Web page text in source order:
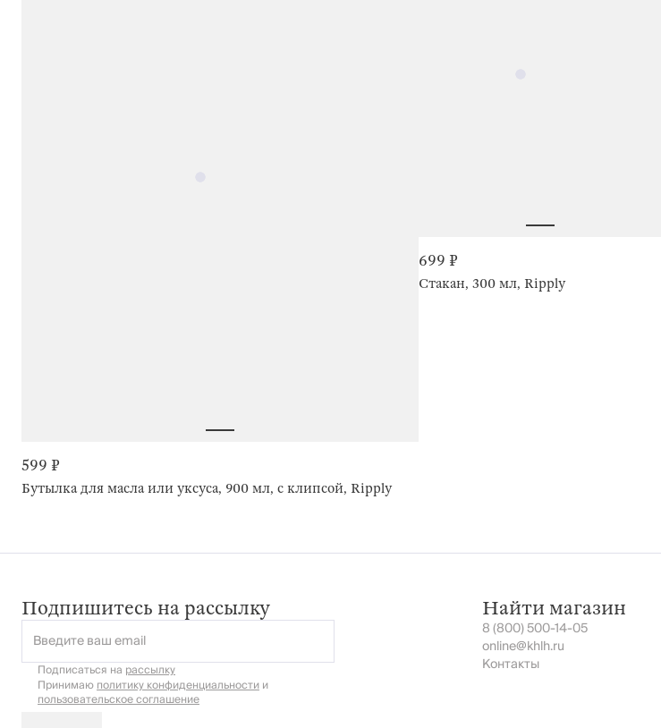
599 ₽
Бутылка для масла или уксуса, 900 мл, с клипсой, Ripply
699 ₽
Стакан, 300 мл, Ripply
Подпишитесь на рассылку
Введите ваш email
Подписаться на рассылку
Принимаюполитику конфиденциальностии
пользовательское соглашение
Найти магазин
8 (800) 500-14-05
online@khlh.ru
Контакты